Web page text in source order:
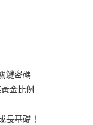
鍵密碼
金比例
長基礎！